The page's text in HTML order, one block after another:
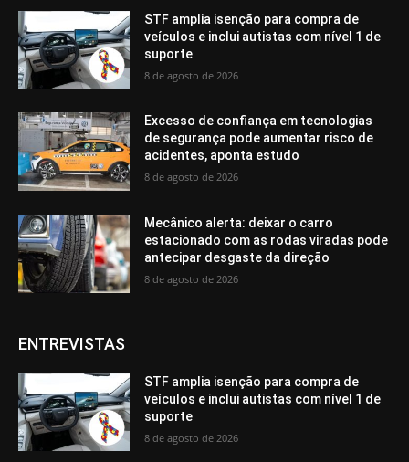
STF amplia isenção para compra de
veículos e inclui autistas com nível 1 de
suporte
8 de agosto de 2026
Excesso de confiança em tecnologias
de segurança pode aumentar risco de
acidentes, aponta estudo
8 de agosto de 2026
Mecânico alerta: deixar o carro
estacionado com as rodas viradas pode
antecipar desgaste da direção
8 de agosto de 2026
ENTREVISTAS
STF amplia isenção para compra de
veículos e inclui autistas com nível 1 de
suporte
8 de agosto de 2026